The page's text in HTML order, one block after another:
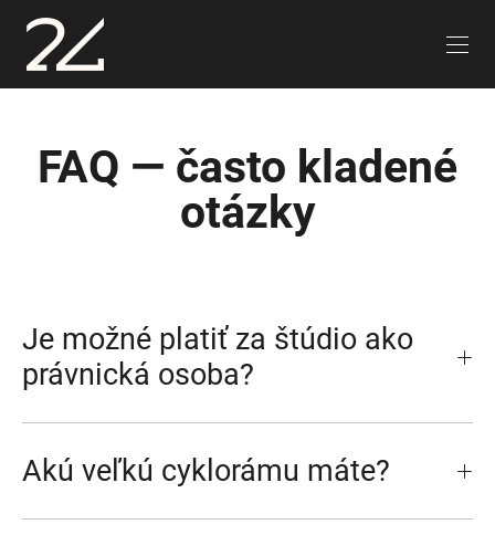
FAQ — často kladené
otázky
Je možné platiť za štúdio ako
právnická osoba?
Akú veľkú cyklorámu máte?